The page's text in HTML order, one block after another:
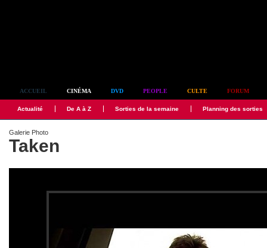
ACCUEIL CINÉMA DVD PEOPLE CULTE FORUM
Actualité De A à Z Sorties de la semaine Planning des sorties
Galerie Photo
Taken